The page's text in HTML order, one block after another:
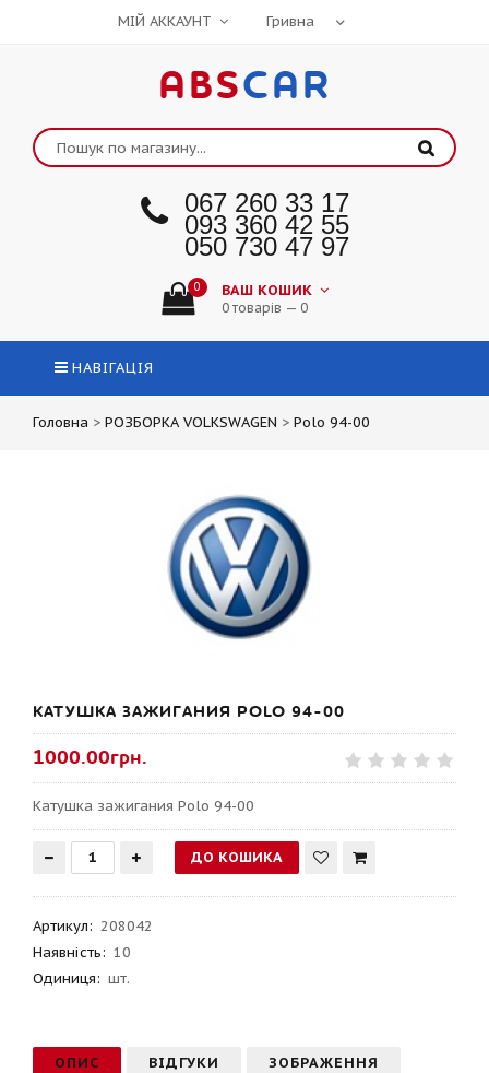
МІЙ АККАУНТ
ABSCAR
067 260 33 17
093 360 42 55
050 730 47 97
0 ВАШ КОШИК
0 товарів — 0
НАВІГАЦІЯ
Головна > РОЗБОРКА VOLKSWAGEN > Polo 94-00
КАТУШКА ЗАЖИГАНИЯ POLO 94-00
1000.00грн.
Катушка зажигания Polo 94-00
Артикул: 208042
Наявність: 10
Одиниця: шт.
ОПИС ВІДГУКИ ЗОБРАЖЕННЯ